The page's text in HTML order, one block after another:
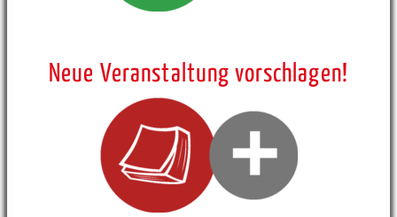
Neue Veranstaltung vorschlagen!